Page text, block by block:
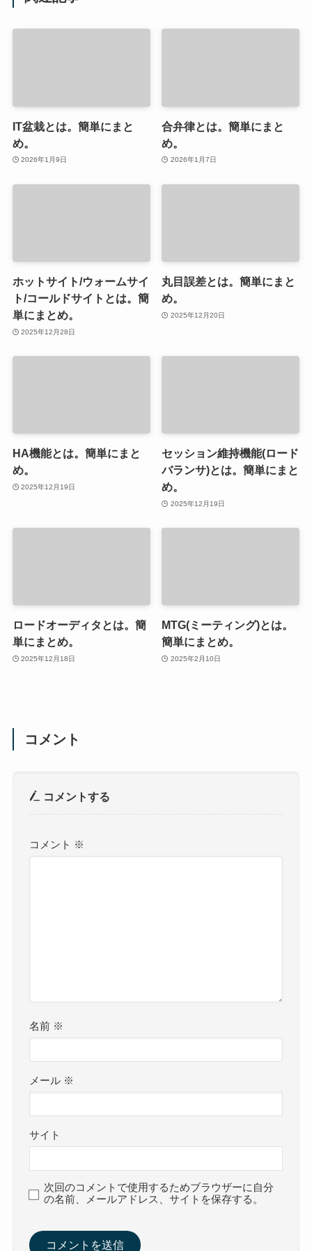
IT盆栽とは。簡単にまと
め。
2026年1月9日
合弁律とは。簡単にまと
め。
2026年1月7日
ホットサイト/ウォームサイ
ト/コールドサイトとは。簡
単にまとめ。
2025年12月28日
丸目誤差とは。簡単にまと
め。
2025年12月20日
HA機能とは。簡単にまと
め。
2025年12月19日
セッション維持機能(ロード
バランサ)とは。簡単にまと
め。
2025年12月19日
ロードオーディタとは。簡
単にまとめ。
2025年12月18日
MTG(ミーティング)とは。
簡単にまとめ。
2025年2月10日
コメント
コメントする
コメント ※
名前 ※
メール ※
サイト
次回のコメントで使用するためブラウザーに自分
の名前、メールアドレス、サイトを保存する。